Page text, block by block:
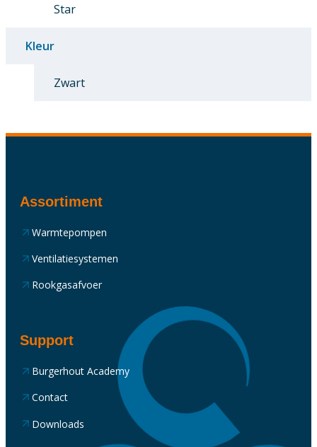
Star
Kleur
Zwart
Assortiment
Warmtepompen
Ventilatiesystemen
Rookgasafvoer
Support
Burgerhout Academy
Contact
Downloads